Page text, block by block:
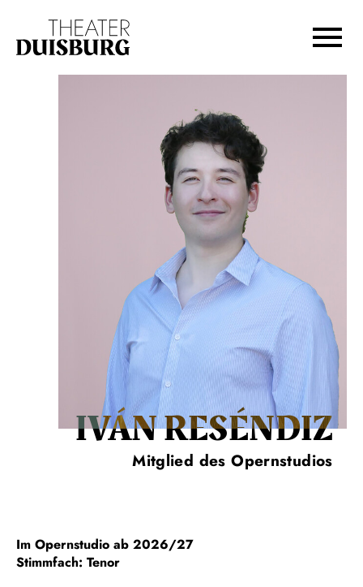
Zur Hauptnavigation springen
Zum Footer springen
IVÁN RESÉNDIZ
Mitglied des Opernstudios
Im Opernstudio ab 2026/27
Stimmfach: Tenor